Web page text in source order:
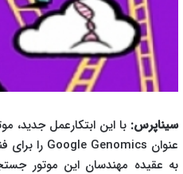
سیناپرس: با این ابتکارعمل جدید،
عنوان Google Genomics را برای فناوری جدیدش برگزیده است.